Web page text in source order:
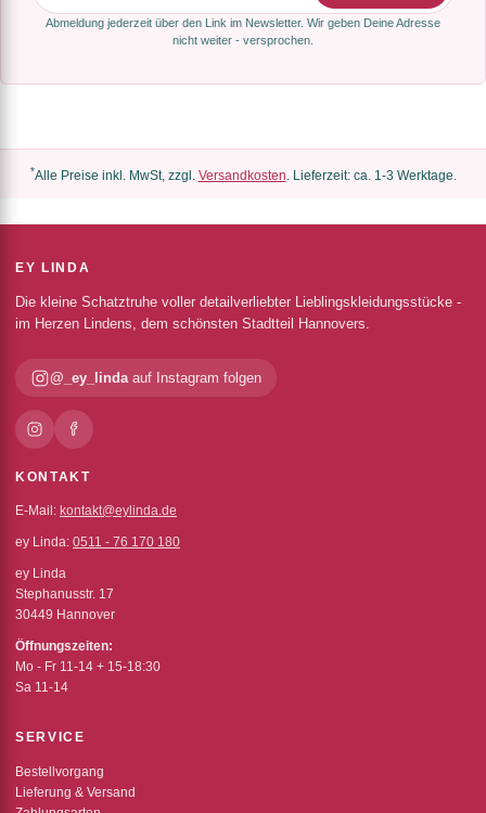
Abmeldung jederzeit über den Link im Newsletter. Wir geben Deine Adresse
nicht weiter - versprochen.
*Alle Preise inkl. MwSt, zzgl. Versandkosten. Lieferzeit: ca. 1-3 Werktage.
EY LINDA
Die kleine Schatztruhe voller detailverliebter Lieblingskleidungsstücke -
im Herzen Lindens, dem schönsten Stadtteil Hannovers.
@_ey_lindaauf Instagram folgen
KONTAKT
E-Mail: kontakt@eylinda.de
ey Linda: 0511 - 76 170 180
ey Linda
Stephanusstr. 17
30449 Hannover
Öffnungszeiten:
Mo - Fr 11-14 + 15-18:30
Sa 11-14
SERVICE
Bestellvorgang
Lieferung & Versand